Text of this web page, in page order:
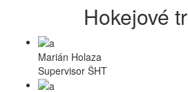
Hokejové
Marián Holaza
Supervisor ŠHT